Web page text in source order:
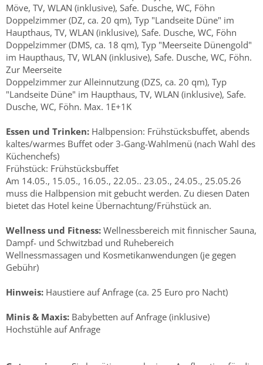
Möve, TV, WLAN (inklusive), Safe. Dusche, WC, Föhn
Doppelzimmer (DZ, ca. 20 qm), Typ "Landseite Düne" im
Haupthaus, TV, WLAN (inklusive), Safe. Dusche, WC, Föhn
Doppelzimmer (DMS, ca. 18 qm), Typ "Meerseite Dünengold"
im Haupthaus, TV, WLAN (inklusive), Safe. Dusche, WC, Föhn.
Zur Meerseite
Doppelzimmer zur Alleinnutzung (DZS, ca. 20 qm), Typ
"Landseite Düne" im Haupthaus, TV, WLAN (inklusive), Safe.
Dusche, WC, Föhn. Max. 1E+1K
Essen und Trinken: Halbpension: Frühstücksbuffet, abends
kaltes/warmes Buffet oder 3-Gang-Wahlmenü (nach Wahl des
Küchenchefs)
Frühstück: Frühstücksbuffet
Am 14.05., 15.05., 16.05., 22.05.. 23.05., 24.05., 25.05.26
muss die Halbpension mit gebucht werden. Zu diesen Daten
bietet das Hotel keine Übernachtung/Frühstück an.
Wellness und Fitness: Wellnessbereich mit finnischer Sauna,
Dampf- und Schwitzbad und Ruhebereich
Wellnessmassagen und Kosmetikanwendungen (je gegen
Gebühr)
Hinweis: Haustiere auf Anfrage (ca. 25 Euro pro Nacht)
Minis & Maxis: Babybetten auf Anfrage (inklusive)
Hochstühle auf Anfrage